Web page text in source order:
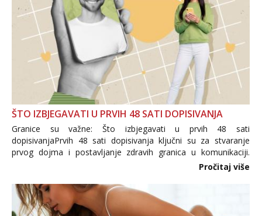
ŠTO IZBJEGAVATI U PRVIH 48 SATI DOPISIVANJA
Granice su važne: Što izbjegavati u prvih 48 sati
dopisivanjaPrvih 48 sati dopisivanja ključni su za stvaranje
prvog dojma i postavljanje zdravih granica u komunikaciji.
Važno je izbjeći prebrzo otkrivanje osobnih ili intimnih
informacija, jer nepoznata osoba još nije zaslužila to
povjerenje. Takođe...
Pročitaj više